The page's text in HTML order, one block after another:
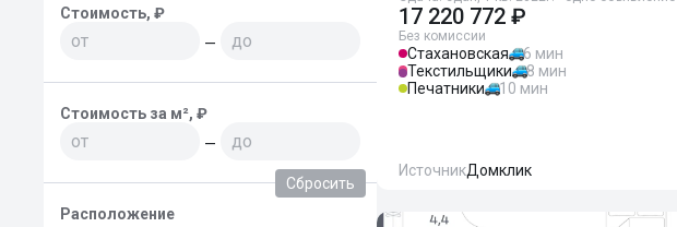
Стоимость, ₽
—
Стоимость за м², ₽
—
Сбросить
Расположение
17 220 772 ₽
Без комиссии
Стахановская
6 мин
Текстильщики
8 мин
Печатники
10 мин
ИсточникДомклик